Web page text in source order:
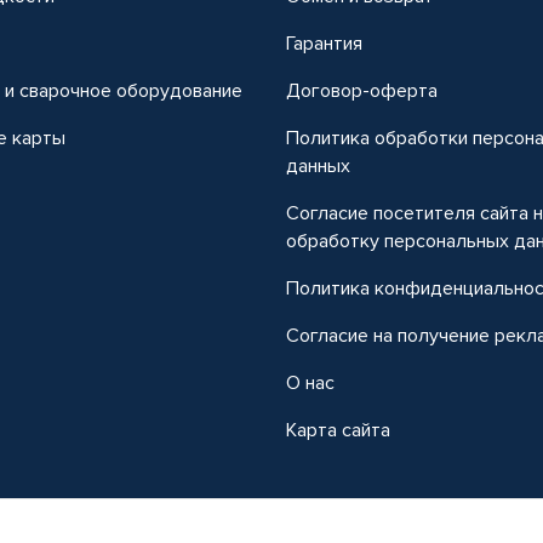
сварочное оборудование
карты
Гарантия
Договор-оферта
Политика обработки
данных
Согласие посетителя сайта
обработку персональных
Политика
Согласие на получение
О нас
Карта сайта